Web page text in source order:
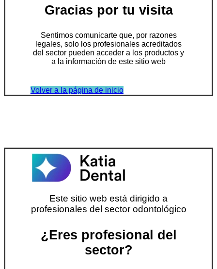
Gracias por tu visita
Sentimos comunicarte que, por razones
legales, solo los profesionales acreditados
del sector pueden acceder a los productos y
a la información de este sitio web
Volver a la página de inicio
Este sitio web está dirigido a
profesionales del sector odontológico
¿Eres profesional del
sector?